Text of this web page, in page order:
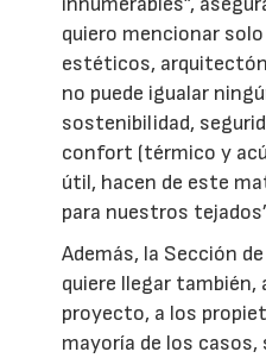
quiero mencionar
estéticos,
no puede igualar
sostenibilidad,
confort (térmico y
útil, hacen de este
para nuestros
Además, la Sección
quiere llegar también,
proyecto, a los
mayoría de los